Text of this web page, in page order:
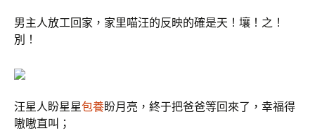
男主人放工回家，家里喵汪的反映的確是天！壤！之！
別！
汪星人盼星星包養盼月亮，終于把爸爸等回來了，幸福得
嗷嗷直叫；